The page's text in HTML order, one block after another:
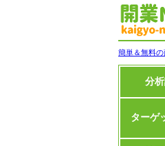
簡単＆無料
分
ターゲ